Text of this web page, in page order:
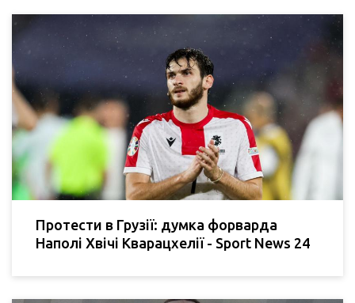
Протести в Грузії: думка форварда
Наполі Хвічі Кварацхелії - Sport News 24